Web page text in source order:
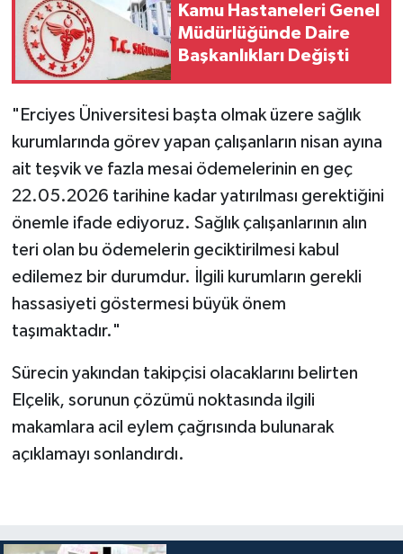
Kamu Hastaneleri Genel
Müdürlüğünde Daire
Başkanlıkları Değişti
"Erciyes Üniversitesi başta olmak üzere sağlık
kurumlarında görev yapan çalışanların nisan ayına
ait teşvik ve fazla mesai ödemelerinin en geç
22.05.2026 tarihine kadar yatırılması gerektiğini
önemle ifade ediyoruz. Sağlık çalışanlarının alın
teri olan bu ödemelerin geciktirilmesi kabul
edilemez bir durumdur. İlgili kurumların gerekli
hassasiyeti göstermesi büyük önem
taşımaktadır."
Sürecin yakından takipçisi olacaklarını belirten
Elçelik, sorunun çözümü noktasında ilgili
makamlara acil eylem çağrısında bulunarak
açıklamayı sonlandırdı.